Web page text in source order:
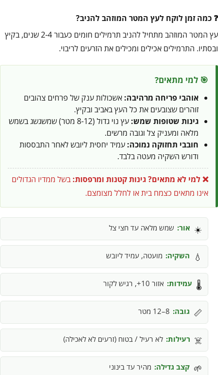
כמה זמן לוקח לעץ המטר המוזהב להניב?
עץ המטר המוזהב מתחיל להניב תרמילים חומים כעבור 2-4 שנים, בקיץ
ובסתיו. התרמילים אכילים ומכילים את הזרעים לריבוי.
🎯 למי מתאים?
אוהבי פריחה מרהיבה: אשכולות ענק של פרחים צהובים
זוהרים שצובעים את כל העץ באביב ובקיץ.
גינות שטופות שמש:
עץ נוי גדול (8-12 מטר) שמשגשג בשמש
מלאה ומעניק צל וגובה מרשים.
חובבי תחזוקה נמוכה: עמיד יחסית ליובש לאחר התבססות
ודורש השקיה מעטה בלבד.
❌ למי לא מתאים?גינות קטנות ומרפסות: בשל ממדיו הגדולים
אינו מתאים כצמח בית או לחלל מצומצם.
☀️ אור: שמש מלאה עד חצי צל
💧 השקיה: מועטה, עמיד ליובש
🌡️ עמידות: אזור 10+, רגיש לקור
📏 גובה: 8–12 מטר
☠️ רעילות: לא רעיל / בטוח (זרעים לא לאכילה)
🌱 קצב גדילה: מהיר עד בינוני